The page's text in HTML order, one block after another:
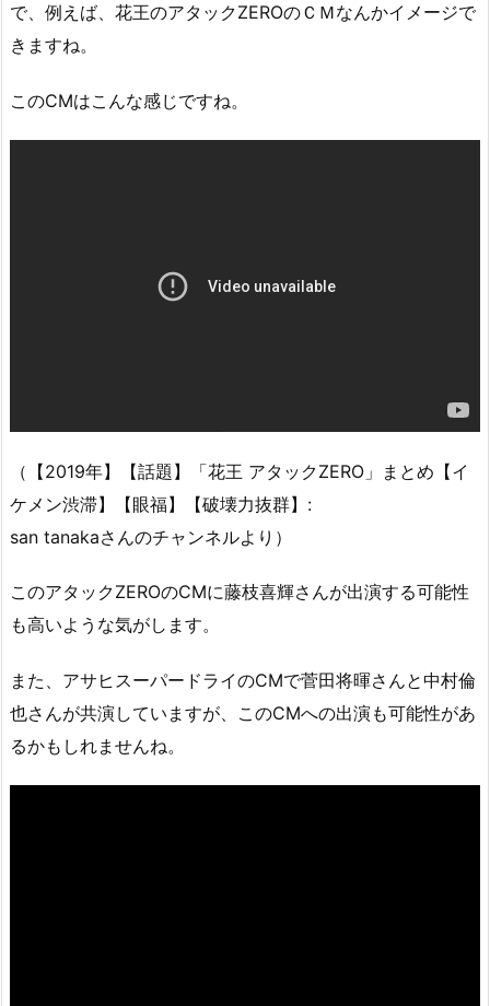
で、例えば、花王のアタックZEROのＣＭなんかイメージで
きますね。
このCMはこんな感じですね。
（【2019年】【話題】「花王 アタックZERO」まとめ【イ
ケメン渋滞】【眼福】【破壊力抜群】:
san tanakaさんのチャンネルより）
このアタックZEROのCMに藤枝喜輝さんが出演する可能性
も高いような気がします。
また、アサヒスーパードライのCMで菅田将暉さんと中村倫
也さんが共演していますが、このCMへの出演も可能性があ
るかもしれませんね。